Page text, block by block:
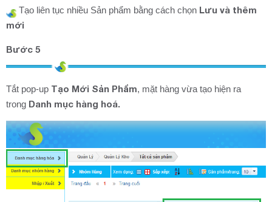
Tạo liên tục nhiều Sản phẩm bằng cách chọn Lưu và thêm
mới
Bước 5
Tắt pop-up Tạo Mới Sản Phẩm, mặt hàng vừa tạo hiện ra
trong Danh mục hàng hoá.